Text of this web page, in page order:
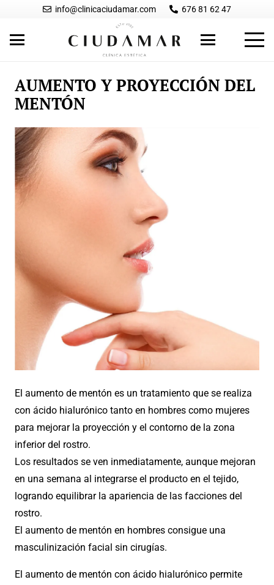
info@clinicaciudamar.com 676 81 62 47
AUMENTO Y PROYECCIÓN DEL
MENTÓN
El aumento de mentón es un tratamiento que se realiza
con ácido hialurónico tanto en hombres como mujeres
para mejorar la proyección y el contorno de la zona
inferior del rostro.
Los resultados se ven inmediatamente, aunque mejoran
en una semana al integrarse el producto en el tejido,
logrando equilibrar la apariencia de las facciones del
rostro.
El aumento de mentón en hombres consigue una
masculinización facial sin cirugías.
El aumento de mentón con ácido hialurónico permite